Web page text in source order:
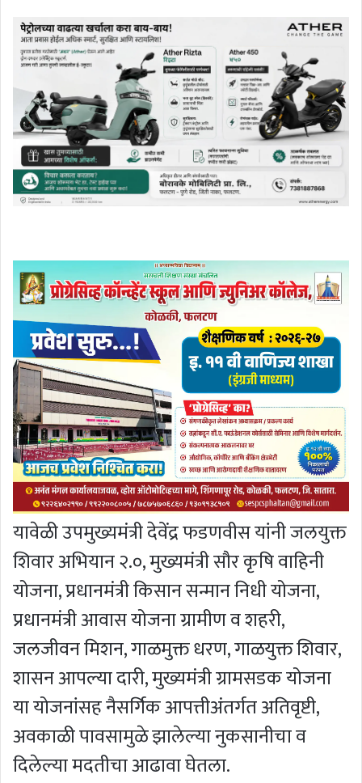
यावेळी उपमुख्यमंत्री देवेंद्र फडणवीस यांनी जलयुक्त
शिवार अभियान २.०, मुख्यमंत्री सौर कृषि वाहिनी
योजना, प्रधानमंत्री किसान सन्मान निधी योजना,
प्रधानमंत्री आवास योजना ग्रामीण व शहरी,
जलजीवन मिशन, गाळमुक्त धरण, गाळयुक्त शिवार,
शासन आपल्या दारी, मुख्यमंत्री ग्रामसडक योजना
या योजनांसह नैसर्गिक आपत्तीअंतर्गत अतिवृष्टी,
अवकाळी पावसामुळे झालेल्या नुकसानीचा व
दिलेल्या मदतीचा आढावा घेतला.